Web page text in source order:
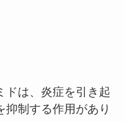
、炎症を引き起
抑制する作用があり